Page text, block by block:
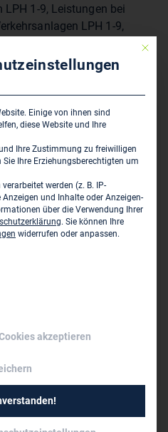
LPH 1-9,
LPH 1-5,
karcher.de
Mit
Einige von ihnen sind
diese Website und Ihre
Ihre Zustimmung zu freiwilligen
Ihre Erziehungsberechtigten um
werden (z. B. IP-
und Inhalte oder Anzeigen-
über die Verwendung Ihrer
. Sie können Ihre
widerrufen oder anpassen.
Gruppen, für die eine
akzeptieren